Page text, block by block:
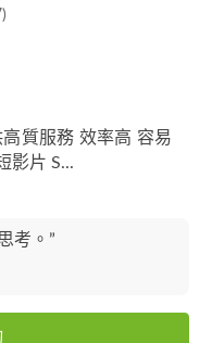
質服務 效率高 容易
影片 S...
考。”